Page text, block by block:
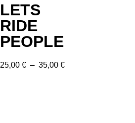
LETS
RIDE
PEOPLE
25,00 € – 35,00 €